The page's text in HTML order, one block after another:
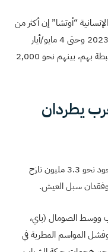
“أوتشا” إن أكثر من
5,900 فلسطيني نزحوا منذ يناير/كانون الثاني 2023 وحتى 4 مايو/أيار
2026 بفعل جرائم المستوطنين والقيود المرتبطة بهم، بينهم نحو 2,000
يطردان
IDMC إلى وجود نحو 3.3 مليون نازح
سبل العيش.
ووسط الصومال (باي،
المواسم المطرية في